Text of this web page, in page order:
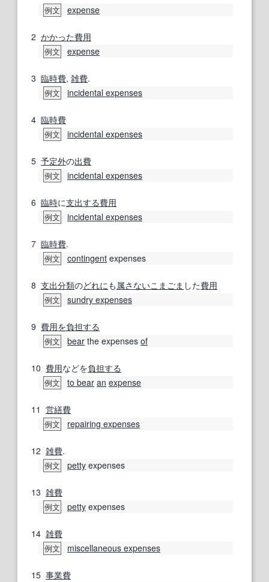
例文 expense
2 かかった費用
例文 expense
3 臨時費, 雑費.
例文 incidental expenses
4 臨時費
例文 incidental expenses
5 予定外の出費
例文 incidental expenses
6 臨時に支出する費用
例文 incidental expenses
7 臨時費.
例文 contingent expenses
8 支出分類のどれにも 属さないこまごま した費用
例文 sundry expenses
9 費用を負担する
例文 bear the expenses of
10 費用などを負担する
例文 to bear an expense
11 営繕費
例文 repairing expenses
12 雑費.
例文 petty expenses
13 雑費
例文 petty expenses
14 雑費
例文 miscellaneous expenses
15 事業費